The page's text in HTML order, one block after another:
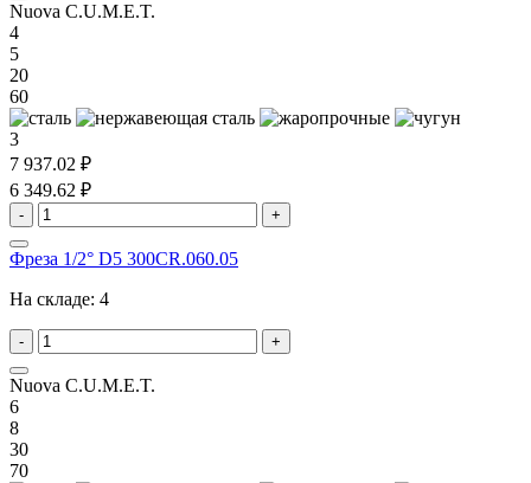
Nuova C.U.M.E.T.
4
5
20
60
3
7 937.02 ₽
6 349.62 ₽
- +
Фреза 1/2° D5 300CR.060.05
На складе: 4
- +
Nuova C.U.M.E.T.
6
8
30
70